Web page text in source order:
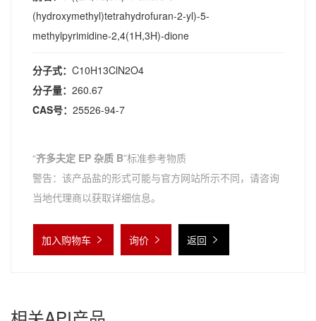
(hydroxymethyl)tetrahydrofuran-2-yl)-5-
methylpyrimidine-2,4(1H,3H)-dione
分子式： C10H13ClN2O4
分子量： 260.67
CAS号： 25526-94-7
“齐多夫定 EP 杂质 B”标准参考物质
警告：该产品盐的形式可能与官方网站所示不同，请咨询
当地代理商以获取详细信息。
加入购物车 询价 返回